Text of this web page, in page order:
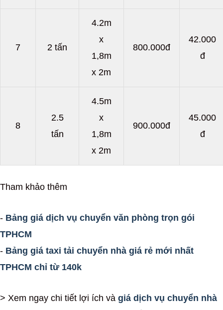
7 2 tấn
4.2m
x
1,8m
x 2m
800.000đ
42.000
đ
8
2.5
tấn
4.5m
x
1,8m
x 2m
900.000đ
45.000
đ
Tham khảo thêm
- Bảng giá dịch vụ chuyển văn phòng trọn gói
TPHCM
- Bảng giá taxi tải chuyển nhà giá rẻ mới nhất
TPHCM chỉ từ 140k
> Xem ngay chi tiết lợi ích và giá dịch vụ chuyển nhà